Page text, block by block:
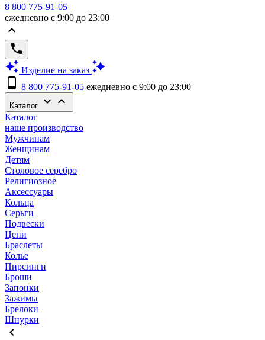
8 800 775-91-05
ежедневно с 9:00 до 23:00
keyboard_arrow_up
phone
auto_awesome Изделие на заказ auto_awesome
phone_android 8 800 775-91-05 ежедневно с 9:00 до 23:00
Каталог keyboard_arrow_down keyboard_arrow_up
Каталог
наше производство
Мужчинам
Женщинам
Детям
Столовое серебро
Религиозное
Аксессуары
Кольца
Серьги
Подвески
Цепи
Браслеты
Колье
Пирсинги
Броши
Запонки
Зажимы
Брелоки
Шнурки
keyboard_arrow_left